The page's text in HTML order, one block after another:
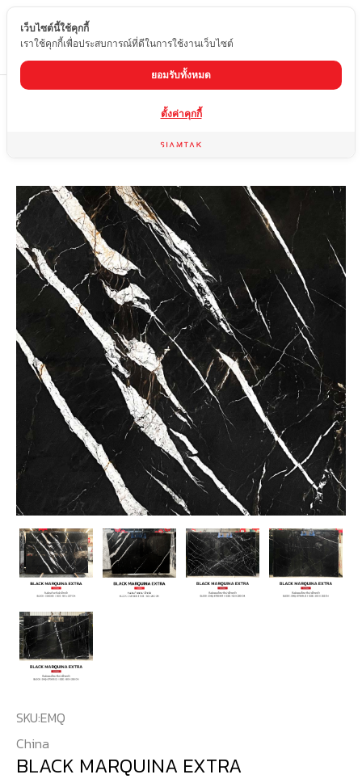
TH
หินอ่อน BLACK MARQUINA EXTRA
SKU:EMQ
China
BLACK MARQUINA EXTRA
เว็บไซต์นี้ใช้คุกกี้
เราใช้คุกกี้เพื่อประสบการณ์ที่ดีในการใช้งานเว็บไซต์
ยอมรับทั้งหมด
ตั้งค่าคุกกี้